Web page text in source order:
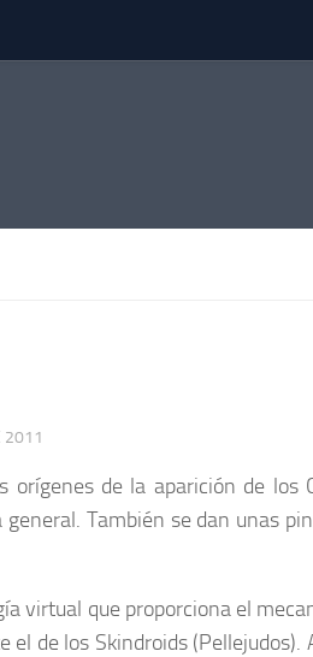
2011
orígenes de la aparición de los
También se dan unas
virtual que proporciona el
de los Skindroids (Pellejudos).